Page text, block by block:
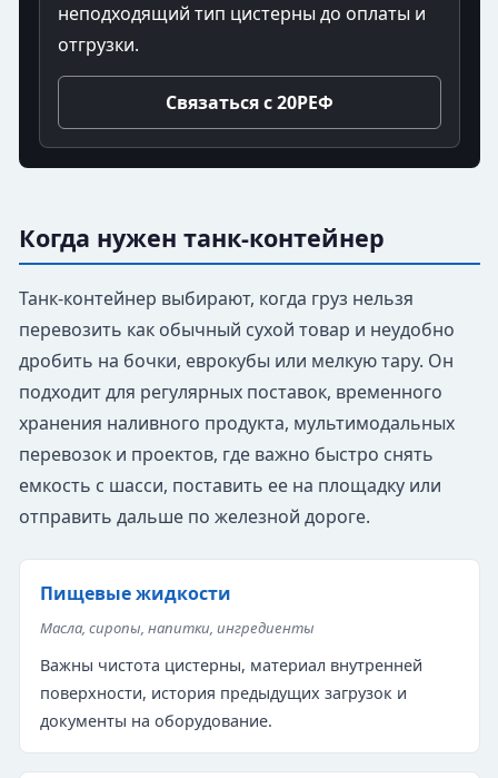
неподходящий тип цистерны до оплаты и
отгрузки.
Связаться с 20РЕФ
Когда нужен танк-контейнер
Танк-контейнер выбирают, когда груз нельзя
перевозить как обычный сухой товар и неудобно
дробить на бочки, еврокубы или мелкую тару. Он
подходит для регулярных поставок, временного
хранения наливного продукта, мультимодальных
перевозок и проектов, где важно быстро снять
емкость с шасси, поставить ее на площадку или
отправить дальше по железной дороге.
Пищевые жидкости
Масла, сиропы, напитки, ингредиенты
Важны чистота цистерны, материал внутренней
поверхности, история предыдущих загрузок и
документы на оборудование.